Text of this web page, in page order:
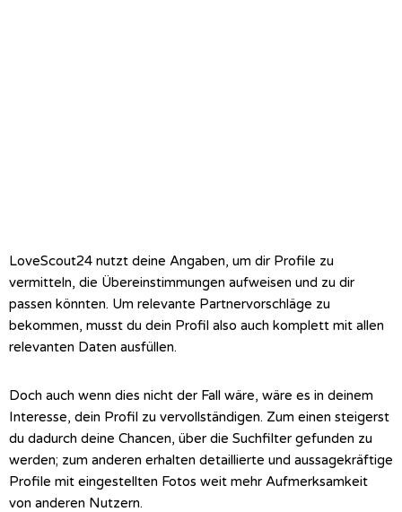
LoveScout24 nutzt deine Angaben, um dir Profile zu
vermitteln, die Übereinstimmungen aufweisen und zu dir
passen könnten. Um relevante Partnervorschläge zu
bekommen, musst du dein Profil also auch komplett mit allen
relevanten Daten ausfüllen.
Doch auch wenn dies nicht der Fall wäre, wäre es in deinem
Interesse, dein Profil zu vervollständigen. Zum einen steigerst
du dadurch deine Chancen, über die Suchfilter gefunden zu
werden; zum anderen erhalten detaillierte und aussagekräftige
Profile mit eingestellten Fotos weit mehr Aufmerksamkeit
von anderen Nutzern.